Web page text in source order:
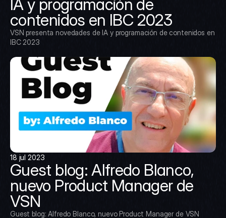
IA y programación de
contenidos en IBC 2023
VSN presenta novedades de IA y programación de contenidos en
IBC 2023
18 jul 2023
Guest blog: Alfredo Blanco,
nuevo Product Manager de
VSN
Guest blog: Alfredo Blanco, nuevo Product Manager de VSN